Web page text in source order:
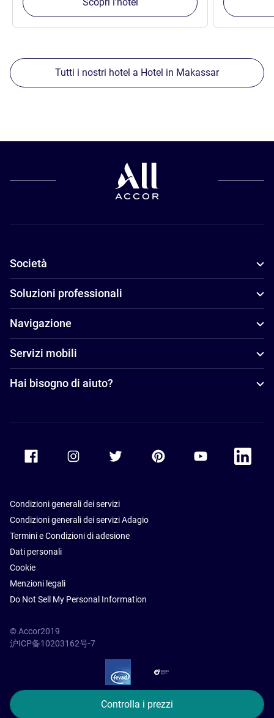
Controlla i prezzi
Tutti i nostri hotel a Hotel in Makassar
Società
Soluzioni professionali
Navigazione
Servizi mobili
Hai bisogno di aiuto?
Accor Youtube
Accor
Condizioni generali dei servizi
Condizioni generali dei servizi Adagio
Termini e Condizioni di adesione
Dati personali
Cookie
Menzioni legali
Do Not Sell My Personal Information
© Accor2019
沪ICP备10203162号-7